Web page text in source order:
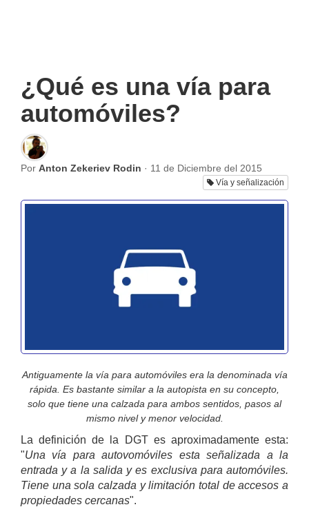
¿Qué es una vía para
automóviles?
Por Anton Zekeriev Rodin · 11 de Diciembre del 2015
Vía y señalización
Antiguamente la vía para automóviles era la denominada vía
rápida. Es bastante similar a la autopista en su concepto,
solo que tiene una calzada para ambos sentidos, pasos al
mismo nivel y menor velocidad.
La definición de la DGT es aproximadamente esta:
"Una vía para autovomóviles esta señalizada a la
entrada y a la salida y es exclusiva para automóviles.
Tiene una sola calzada y limitación total de accesos a
propiedades cercanas".